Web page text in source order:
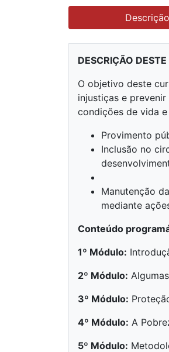
Descrição
DESCRIÇÃO
O objetivo deste
injustiças e
condições de vida
Provimento
Inclusão no
Manutenção
mediante
Conteúdo
1º Módulo:
2º Módulo:
3º Módulo:
4º Módulo: A
5º Módulo: